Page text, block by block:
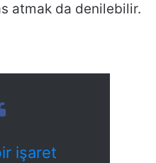
atmak da denilebilir.
işaret